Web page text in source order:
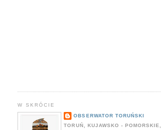
W SKRÓCIE
OBSERWATOR TORUŃSKI
TORUŃ, KUJAWSKO - POMORSKIE,